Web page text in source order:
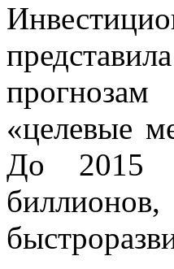
«целевые
До 2015